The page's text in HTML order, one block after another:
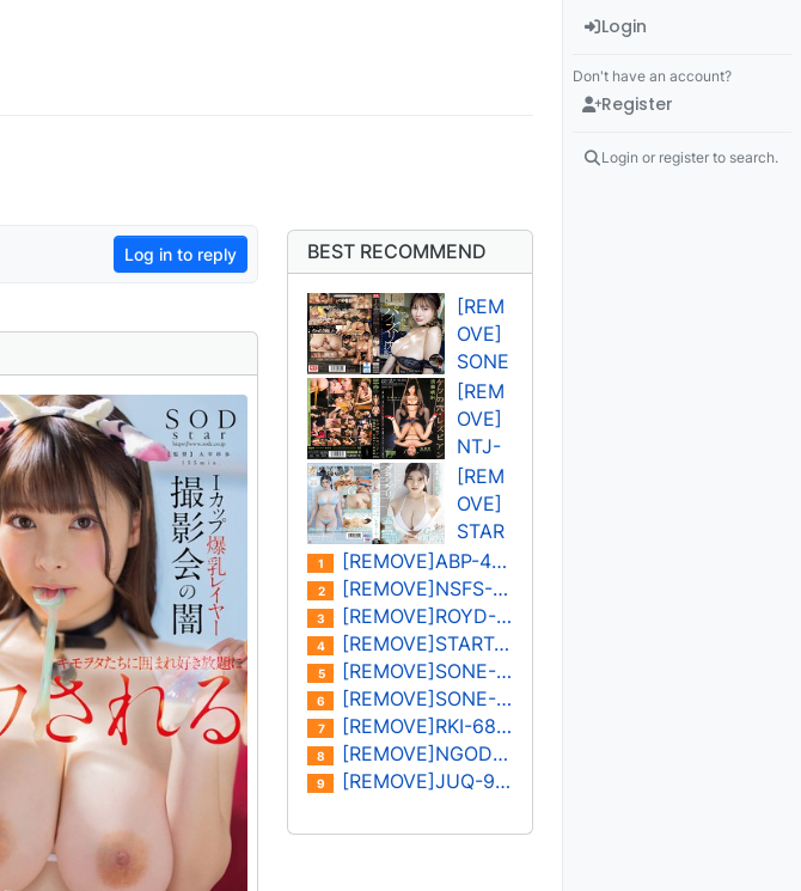
Log in to reply BEST RECOMMEND
[REM
OVE]
SONE
-
394U
고조
오 렌
[REM
OVE]
NTJ-
011U
사쿠
라 세
나/미
즈시
마 아
이
[REM
OVE]
STAR
S-
573U
카미
키 레
이
1 [REMOVE]ABP-402U
2 [REMOVE]NSFS-401U 오노사카 유이카
3 [REMOVE]ROYD-030U 키노시타 히마리/하나자와 히마리
4 [REMOVE]START-182U 미온
5 [REMOVE]SONE-400U 하나 아리스
6 [REMOVE]SONE-387U 키요하라 미유
7 [REMOVE]RKI-683U 모나미 스즈
8 [REMOVE]NGOD-227U 하타노 유이/쿠로키 레이나
9 [REMOVE]JUQ-931U 카노우 아이
Login
Don't have an account?
Register
Login or register to search.